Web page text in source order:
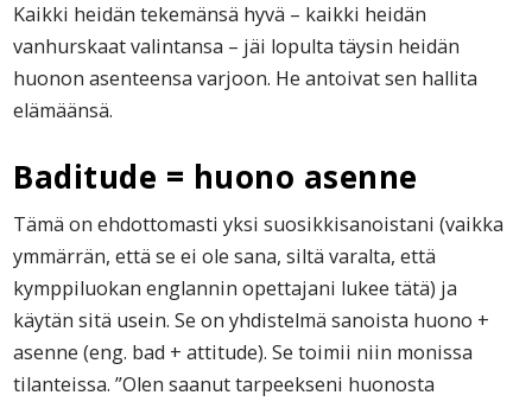
Kaikki heidän tekemänsä hyvä – kaikki heidän
vanhurskaat valintansa – jäi lopulta täysin heidän
huonon asenteensa varjoon. He antoivat sen hallita
elämäänsä.
Baditude = huono asenne
Tämä on ehdottomasti yksi suosikkisanoistani (vaikka
ymmärrän, että se ei ole sana, siltä varalta, että
kymppiluokan englannin opettajani lukee tätä) ja
käytän sitä usein. Se on yhdistelmä sanoista huono +
asenne (eng. bad + attitude). Se toimii niin monissa
tilanteissa. ”Olen saanut tarpeekseni huonosta